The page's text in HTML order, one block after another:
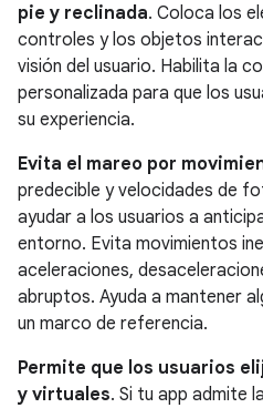
pie y reclinada. Coloca los
controles y los objetos
visión del usuario. Habilita la
personalizada para que los
su experiencia.
Evita el mareo por
predecible y velocidades de
ayudar a los usuarios a
entorno. Evita movimientos
aceleraciones,
abruptos. Ayuda a mantener
un marco de referencia.
Permite que los usuarios
y virtuales. Si tu app admite